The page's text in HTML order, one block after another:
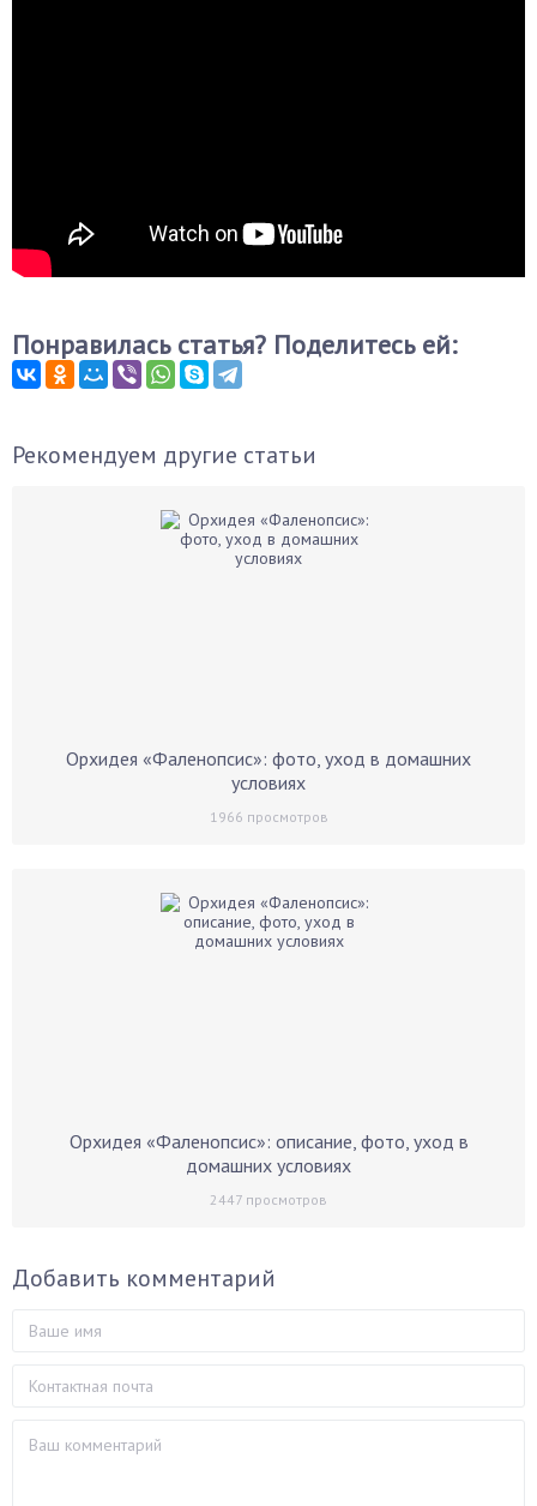
Понравилась статья? Поделитесь ей:
Рекомендуем другие статьи
Орхидея «Фаленопсис»: фото, уход в домашних
условиях
1966 просмотров
Орхидея «Фаленопсис»: описание, фото, уход в
домашних условиях
2447 просмотров
Добавить комментарий